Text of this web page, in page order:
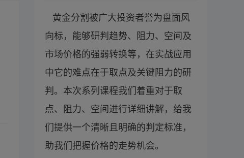
黄金分割被广大投资者誉为盘面风
向标，能够研判趋势、阻力、空间及
市场价格的强弱转换等，在实战应用
中它的难点在于取点及关键阻力的研
判。本次系列课程我们着重对于取
点、阻力、空间进行详细讲解，给我
们提供一个清晰且明确的判定标准，
助我们把握价格的走势机会。